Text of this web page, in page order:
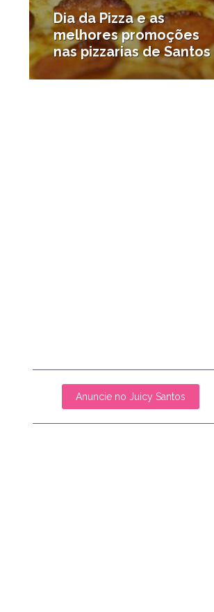
Dia da Pizza e as
melhores promoções
nas pizzarias de Santos
Anuncie no Juicy Santos